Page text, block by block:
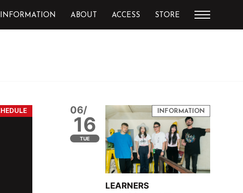
INFORMATION ABOUT ACCESS STORE
06/
16
TUE
LEARNERS